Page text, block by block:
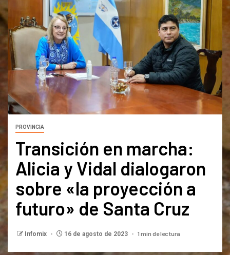
PROVINCIA
Transición en marcha:
Alicia y Vidal dialogaron
sobre «la proyección a
futuro» de Santa Cruz
Infomix 16 de agosto de 2023 1 min de lectura